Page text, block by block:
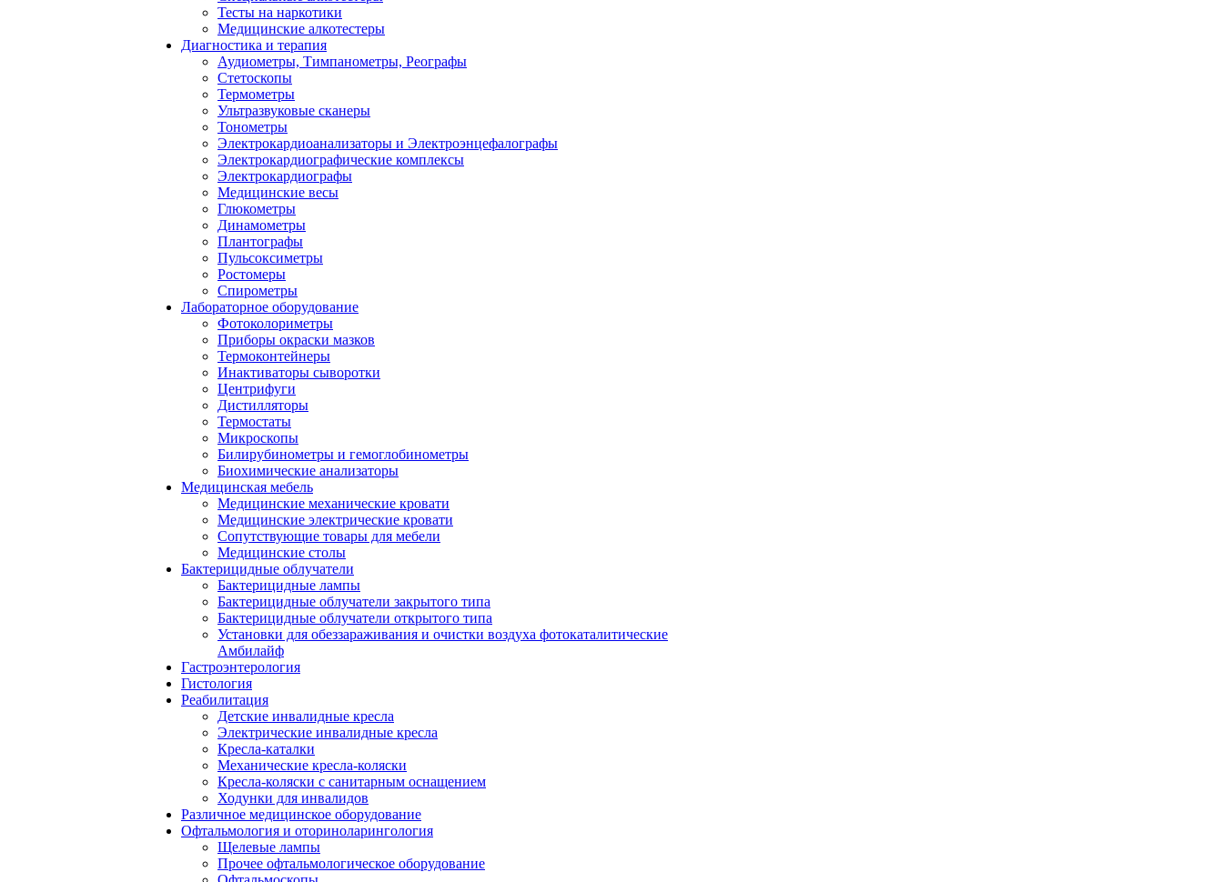
Тесты на наркотики
Медицинские алкотестеры
Диагностика и терапия
Аудиометры, Тимпанометры, Реографы
Стетоскопы
Термометры
Ультразвуковые сканеры
Тонометры
Электрокардиоанализаторы и Электроэнцефалографы
Электрокардиографические комплексы
Электрокардиографы
Медицинские весы
Глюкометры
Динамометры
Плантографы
Пульсоксиметры
Ростомеры
Спирометры
Лабораторное оборудование
Фотоколориметры
Приборы окраски мазков
Термоконтейнеры
Инактиваторы сыворотки
Центрифуги
Дистилляторы
Термостаты
Микроскопы
Билирубинометры и гемоглобинометры
Биохимические анализаторы
Медицинская мебель
Медицинские механические кровати
Медицинские электрические кровати
Сопутствующие товары для мебели
Медицинские столы
Бактерицидные облучатели
Бактерицидные лампы
Бактерицидные облучатели закрытого типа
Бактерицидные облучатели открытого типа
Установки для обеззараживания и очистки воздуха фотокаталитические
Амбилайф
Гастроэнтерология
Гистология
Реабилитация
Детские инвалидные кресла
Электрические инвалидные кресла
Кресла-каталки
Механические кресла-коляски
Кресла-коляски с санитарным оснащением
Ходунки для инвалидов
Различное медицинское оборудование
Офтальмология и оториноларингология
Щелевые лампы
Прочее офтальмологическое оборудование